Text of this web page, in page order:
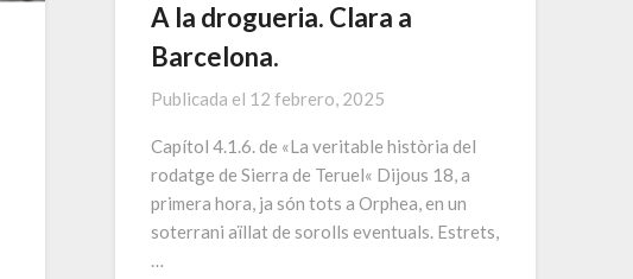
A la drogueria. Clara a
Barcelona.
Publicada el 12 febrero, 2025
Capítol 4.1.6. de «La veritable història del
rodatge de Sierra de Teruel« Dijous 18, a
primera hora, ja són tots a Orphea, en un
soterrani aïllat de sorolls eventuals. Estrets,
…